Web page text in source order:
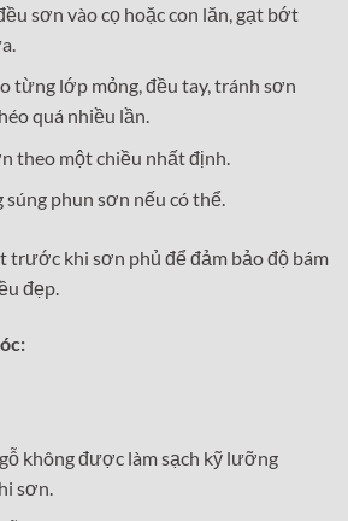
sơn vào cọ hoặc con lăn, gạt bớt
từng lớp mỏng, đều tay, tránh sơn
quá nhiều lần.
theo một chiều nhất định.
súng phun sơn nếu có thể.
trước khi sơn phủ để đảm bảo độ bám
đẹp.
không được làm sạch kỹ lưỡng
sơn.